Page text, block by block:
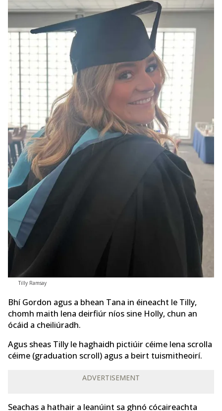
Tilly Ramsay
Bhí Gordon agus a bhean Tana in éineacht le Tilly,
chomh maith lena deirfiúr níos sine Holly, chun an
ócáid ​​a cheiliúradh.
Agus sheas Tilly le haghaidh pictiúir céime lena scrolla
céime (graduation scroll) agus a beirt tuismitheoirí.
ADVERTISEMENT
Seachas a hathair a leanúint sa ghnó cócaireachta